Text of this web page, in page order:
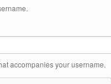
accompanies your username.